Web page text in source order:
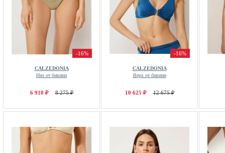
-16%
CALZEDONIA
Низ от бикини
6 910 ₽ 8 275 ₽
-16%
CALZEDONIA
Верх от бикини
10 625 ₽ 12 675 ₽